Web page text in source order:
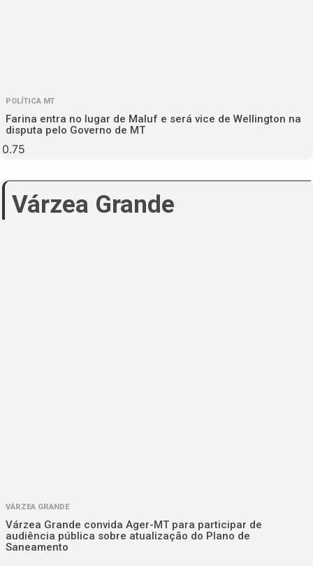
POLÍTICA MT
Farina entra no lugar de Maluf e será vice de Wellington na
disputa pelo Governo de MT
Várzea Grande
VÁRZEA GRANDE
Várzea Grande convida Ager-MT para participar de
audiência pública sobre atualização do Plano de
Saneamento